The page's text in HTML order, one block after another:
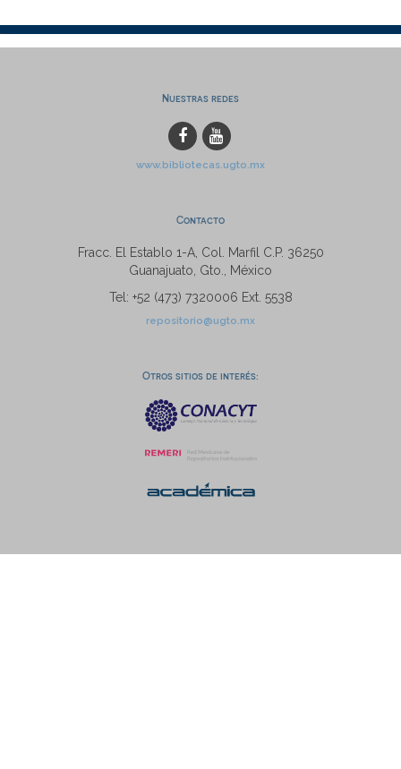
Nuestras redes
www.bibliotecas.ugto.mx
Contacto
Fracc. El Establo 1-A, Col. Marfil C.P. 36250
Guanajuato, Gto., México
Tel: +52 (473) 7320006 Ext. 5538
repositorio@ugto.mx
Otros sitios de interés: